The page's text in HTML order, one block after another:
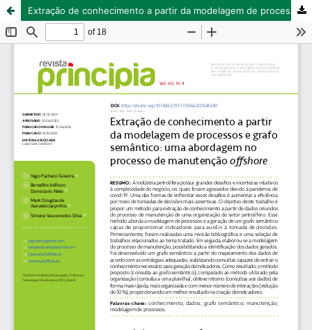
Extração de conhecimento a partir da modelagem de processos e grafo semântico: uma abordagem no processo de manutenção offshore